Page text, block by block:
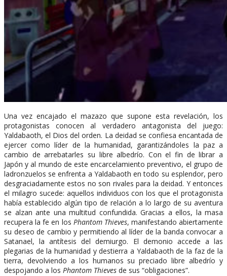
Una vez encajado el mazazo que supone esta revelación, los
protagonistas conocen al verdadero antagonista del juego:
Yaldabaoth, el Dios del orden. La deidad se confiesa encantada de
ejercer como líder de la humanidad, garantizándoles la paz a
cambio de arrebatarles su libre albedrío. Con el fin de librar a
Japón y al mundo de este encarcelamiento preventivo, el grupo de
ladronzuelos se enfrenta a Yaldabaoth en todo su esplendor, pero
desgraciadamente estos no son rivales para la deidad. Y entonces
el milagro sucede: aquellos individuos con los que el protagonista
había establecido algún tipo de relación a lo largo de su aventura
se alzan ante una multitud confundida. Gracias a ellos, la masa
recupera la fe en los Phantom Thieves, manifestando abiertamente
su deseo de cambio y permitiendo al líder de la banda convocar a
Satanael, la antítesis del demiurgo. El demonio accede a las
plegarias de la humanidad y destierra a Yaldabaoth de la faz de la
tierra, devolviendo a los humanos su preciado libre albedrío y
despojando a los Phantom Thieves de sus “obligaciones”.